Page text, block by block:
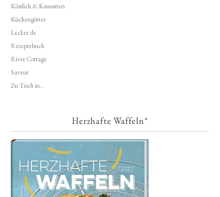
Köstlich & Konsorten
Küchengötter
Lecker.de
Rezeptebuch
River Cottage
Saveur
Zu Tisch in...
Herzhafte Waffeln*